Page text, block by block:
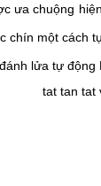
ưa chuộng
chín một cách
lửa tự